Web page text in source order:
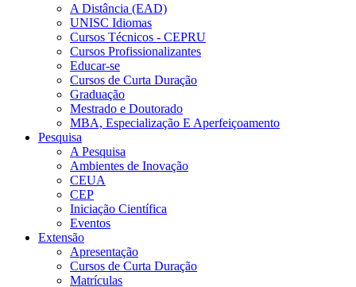
A Distância (EAD)
UNISC Idiomas
Cursos Técnicos - CEPRU
Cursos Profissionalizantes
Educar-se
Cursos de Curta Duração
Graduação
Mestrado e Doutorado
MBA, Especialização E Aperfeiçoamento
Pesquisa
A Pesquisa
Ambientes de Inovação
CEUA
CEP
Iniciação Científica
Eventos
Extensão
Apresentação
Cursos de Curta Duração
Matrículas